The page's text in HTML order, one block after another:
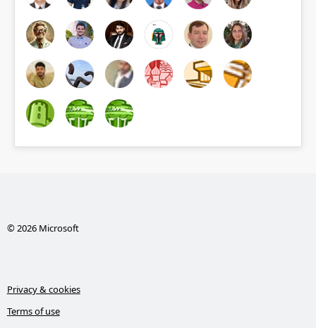
© 2026 Microsoft
Privacy & cookies
Terms of use